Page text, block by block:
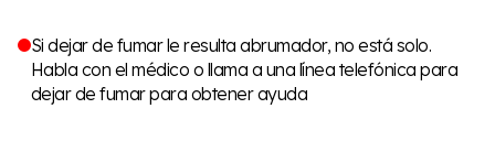
Si dejar de fumar le resulta abrumador, no está solo.
Habla con el médico o llama a una línea telefónica para
dejar de fumar para obtener ayuda